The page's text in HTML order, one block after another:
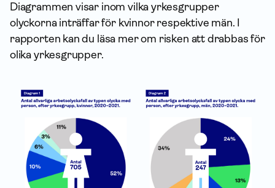
Diagrammen visar inom vilka yrkesgrupper
olyckorna inträffar för kvinnor respektive män. I
rapporten kan du läsa mer om risken att drabbas för
olika yrkesgrupper.